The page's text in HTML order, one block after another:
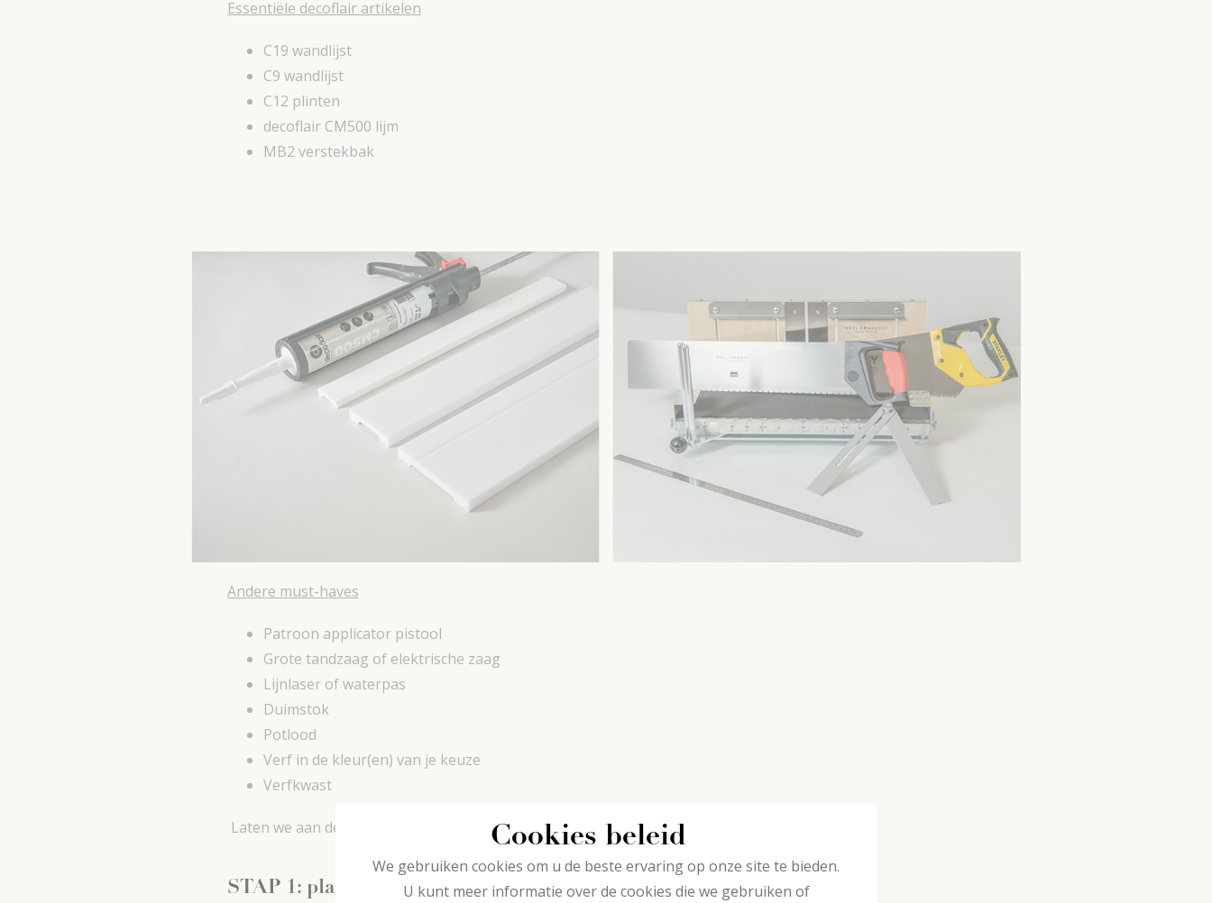
Essentiële decoflair artikelen
C19 wandlijst
C9 wandlijst
C12 plinten
decoflair CM500 lijm
MB2 verstekbak
Andere must-haves
Patroon applicator pistool
Grote tandzaag of elektrische zaag
Lijnlaser of waterpas
Duimstok
Potlood
Verf in de kleur(en) van je keuze
Verfkwast
Laten we aan de slag gaan.
STAP 1: plan je lay-out
Cookies beleid
We gebruiken cookies om u de beste ervaring op onze site te bieden.
U kunt meer informatie over de cookies die we gebruiken of